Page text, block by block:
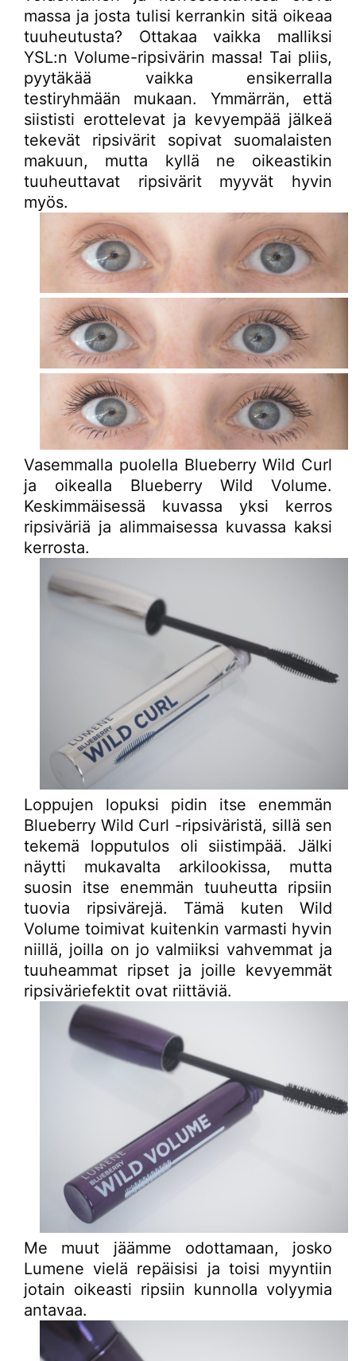
massa ja josta tulisi kerrankin sitä oikeaa
tuuheutusta? Ottakaa vaikka malliksi
YSL:n Volume-ripsivärin massa! Tai pliis,
pyytäkää vaikka ensikerralla
testiryhmään mukaan. Ymmärrän, että
siististi erottelevat ja kevyempää jälkeä
tekevät ripsivärit sopivat suomalaisten
makuun, mutta kyllä ne oikeastikin
tuuheuttavat ripsivärit myyvät hyvin
myös.
Vasemmalla puolella Blueberry Wild Curl
ja oikealla Blueberry Wild Volume.
Keskimmäisessä kuvassa yksi kerros
ripsiväriä ja alimmaisessa kuvassa kaksi
kerrosta.
Loppujen lopuksi pidin itse enemmän
Blueberry Wild Curl -ripsiväristä, sillä sen
tekemä lopputulos oli siistimpää. Jälki
näytti mukavalta arkilookissa, mutta
suosin itse enemmän tuuheutta ripsiin
tuovia ripsivärejä. Tämä kuten Wild
Volume toimivat kuitenkin varmasti hyvin
niillä, joilla on jo valmiiksi vahvemmat ja
tuuheammat ripset ja joille kevyemmät
ripsiväriefektit ovat riittäviä.
Me muut jäämme odottamaan, josko
Lumene vielä repäisisi ja toisi myyntiin
jotain oikeasti ripsiin kunnolla volyymia
antavaa.